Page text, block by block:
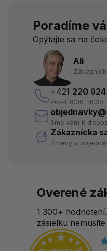
Poradíme
Opýtajte sa na
Ali
+421 220
Po–Pi 8:00–16:00
Sme vám k
Zákaznícka
Zmeny v
Overené
1 300+
zásielku